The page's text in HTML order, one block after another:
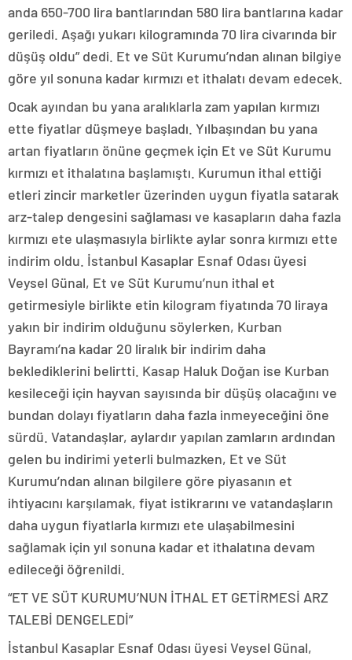
anda 650-700 lira bantlarından 580 lira bantlarına kadar
geriledi. Aşağı yukarı kilogramında 70 lira civarında bir
düşüş oldu” dedi. Et ve Süt Kurumu’ndan alınan bilgiye
göre yıl sonuna kadar kırmızı et ithalatı devam edecek.
Ocak ayından bu yana aralıklarla zam yapılan kırmızı
ette fiyatlar düşmeye başladı. Yılbaşından bu yana
artan fiyatların önüne geçmek için Et ve Süt Kurumu
kırmızı et ithalatına başlamıştı. Kurumun ithal ettiği
etleri zincir marketler üzerinden uygun fiyatla satarak
arz-talep dengesini sağlaması ve kasapların daha fazla
kırmızı ete ulaşmasıyla birlikte aylar sonra kırmızı ette
indirim oldu. İstanbul Kasaplar Esnaf Odası üyesi
Veysel Günal, Et ve Süt Kurumu’nun ithal et
getirmesiyle birlikte etin kilogram fiyatında 70 liraya
yakın bir indirim olduğunu söylerken, Kurban
Bayramı’na kadar 20 liralık bir indirim daha
beklediklerini belirtti. Kasap Haluk Doğan ise Kurban
kesileceği için hayvan sayısında bir düşüş olacağını ve
bundan dolayı fiyatların daha fazla inmeyeceğini öne
sürdü. Vatandaşlar, aylardır yapılan zamların ardından
gelen bu indirimi yeterli bulmazken, Et ve Süt
Kurumu’ndan alınan bilgilere göre piyasanın et
ihtiyacını karşılamak, fiyat istikrarını ve vatandaşların
daha uygun fiyatlarla kırmızı ete ulaşabilmesini
sağlamak için yıl sonuna kadar et ithalatına devam
edileceği öğrenildi.
“ET VE SÜT KURUMU’NUN İTHAL ET GETİRMESİ ARZ
TALEBİ DENGELEDİ”
İstanbul Kasaplar Esnaf Odası üyesi Veysel Günal,